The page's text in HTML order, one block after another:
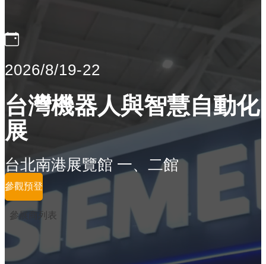
2026/8/19-22
台灣機器人與智慧自動化
展
台北南港展覽館 一、二館
參觀預登
參展商列表